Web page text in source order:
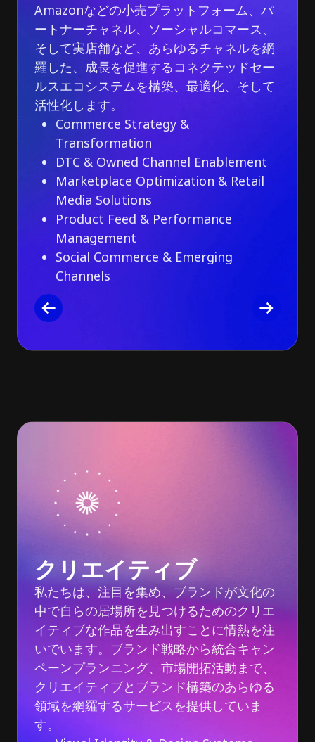
Amazonなどの小売プラットフォーム、パ
ートナーチャネル、ソーシャルコマース、
そして実店舗など、あらゆるチャネルを網
羅した、成長を促進するコネクテッドセー
ルスエコシステムを構築、最適化、そして
活性化します。
Commerce Strategy &
Transformation
DTC & Owned Channel Enablement
Marketplace Optimization & Retail
Media Solutions
Product Feed & Performance
Management
Social Commerce & Emerging
Channels
クリエイティブ
私たちは、注目を集め、ブランドが文化の
中で自らの居場所を見つけるためのクリエ
イティブな作品を生み出すことに情熱を注
いでいます。ブランド戦略から統合キャン
ペーンプランニング、市場開拓活動まで、
クリエイティブとブランド構築のあらゆる
領域を網羅するサービスを提供していま
す。